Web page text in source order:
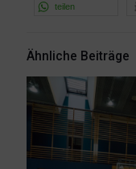
teilen
Ähnliche Beiträge